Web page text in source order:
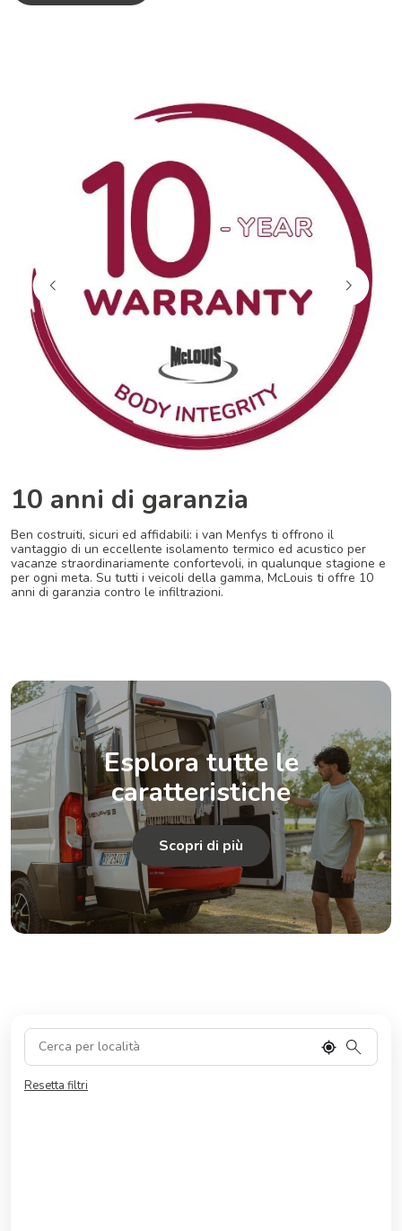
10 anni di garanzia
Ben costruiti, sicuri ed affidabili: i van Menfys ti offrono il
vantaggio di un eccellente isolamento termico ed acustico per
vacanze straordinariamente confortevoli, in qualunque stagione e
per ogni meta. Su tutti i veicoli della gamma, McLouis ti offre 10
anni di garanzia contro le infiltrazioni.
Esplora tutte le
caratteristiche
Scopri di più
Resetta filtri